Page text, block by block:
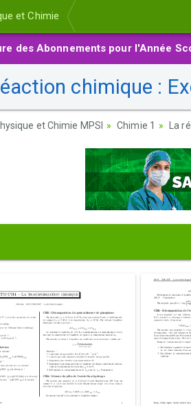
et Chimie
des Abonnements pour l'Année
chimique :
et Chimie MPSI Chimie 1 La